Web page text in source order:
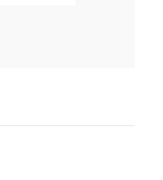
e invierno. el virus de
la ga...